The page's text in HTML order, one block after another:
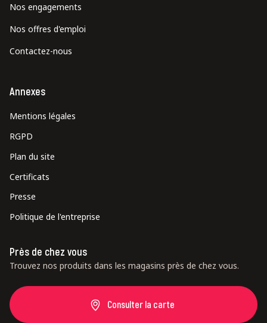
Nos engagements
Nos offres d'emploi
Contactez-nous
Annexes
Mentions légales
RGPD
Plan du site
Certificats
Presse
Politique de l'entreprise
Près de chez vous
Trouvez nos produits dans les magasins près de chez vous.
Consulter la carte